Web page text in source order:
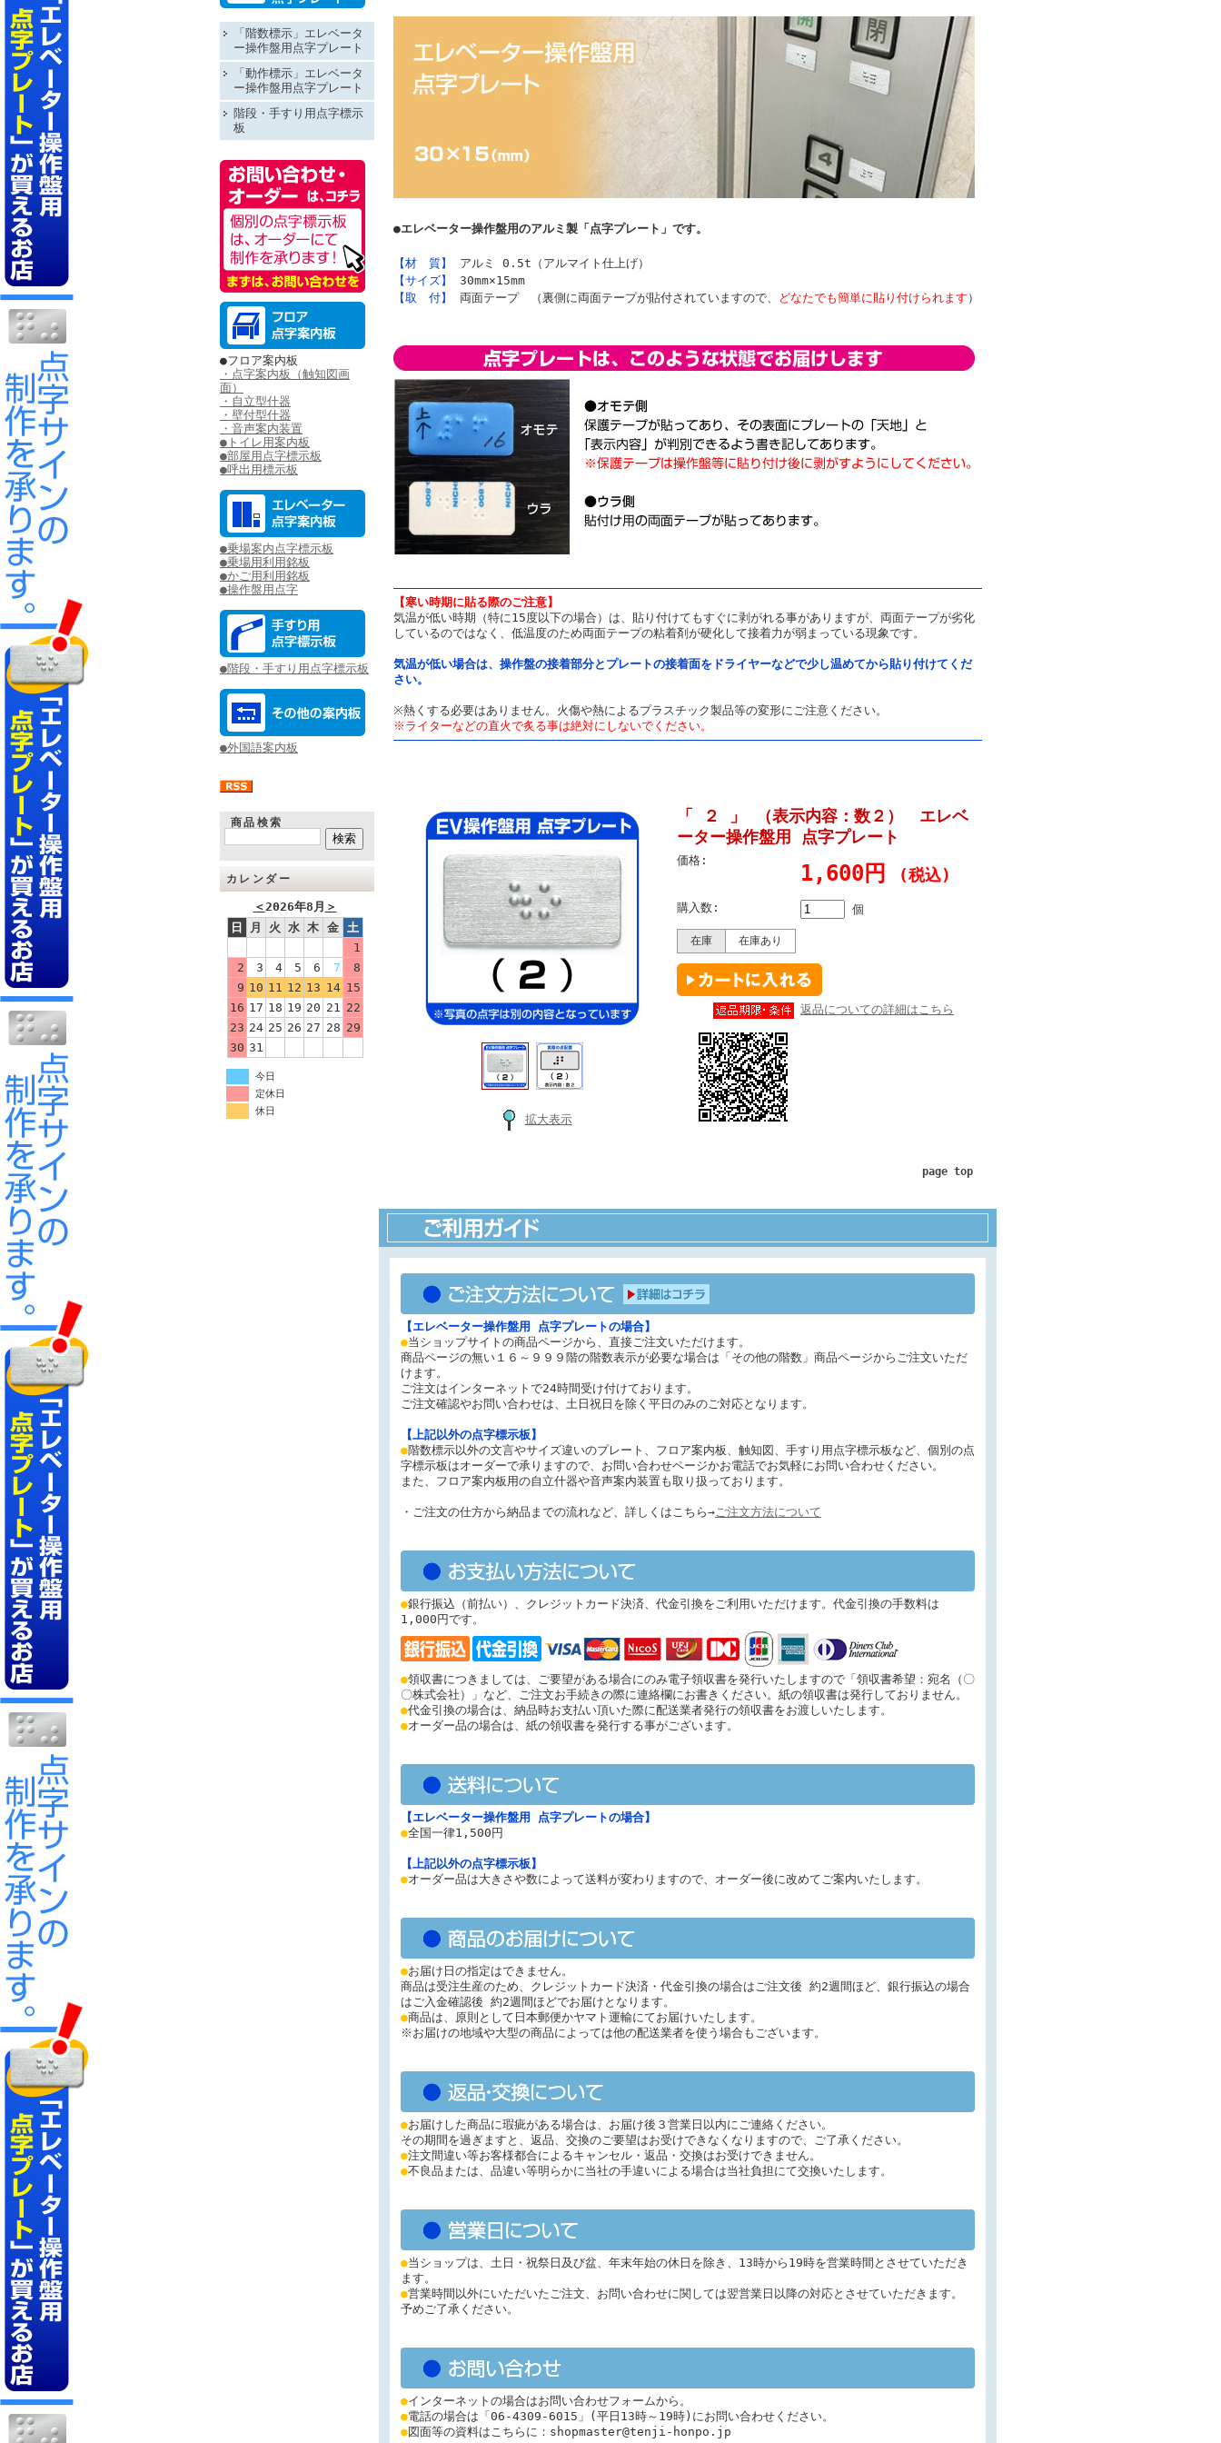
「階数標示」エレベータ
ー操作盤用点字プレート
「動作標示」エレベータ
ー操作盤用点字プレート
階段・手すり用点字標示
板
●フロア案内板
・点字案内板（触知図画
面）
・自立型什器
・壁付型什器
・音声案内装置
●トイレ用案内板
●部屋用点字標示板
●呼出用標示板
●乗場案内点字標示板
●乗場用利用銘板
●かご用利用銘板
●操作盤用点字
●階段・手すり用点字標示板
●外国語案内板
商品検索
カレンダー
＜2026年8月 ＞
日
月 火 水 木 金
土
1
2
3 4 5 6 7
8
9 10 11 12 13 14 15
16 17 18 19 20 21 22
23 24 25 26 27 28 29
30 31
今日
定休日
休日
●エレベーター操作盤用のアルミ製「点字プレート」です。
【材 質】
アルミ 0.5t（アルマイト仕上げ）
【サイズ】
30mm×15mm
【取 付】
両面テープ （裏側に両面テープが貼付されていますので、 どなたでも簡単に貼り付けられます ）
【寒い時期に貼る際のご注意】
気温が低い時期（特に15度以下の場合）は、貼り付けてもすぐに剥がれる事がありますが、両面テープが劣化
しているのではなく、低温度のため両面テープの粘着剤が硬化して接着力が弱まっている現象です。
気温が低い場合は、操作盤の接着部分とプレートの接着面をドライヤーなどで少し温めてから貼り付けてくだ
さい。
※熱くする必要はありません。火傷や熱によるプラスチック製品等の変形にご注意ください。
※ライターなどの直火で炙る事は絶対にしないでください。
拡大表示
「 ２ 」 （表示内容：数２） エレベ
ーター操作盤用 点字プレート
価格:
1,600円 (税込)
購入数: 個
在庫 在庫あり
返品についての詳細はこちら
page top
【エレベーター操作盤用 点字プレートの場合】
●当ショップサイトの商品ページから、直接ご注文いただけます。
商品ページの無い１６～９９９階の階数表示が必要な場合は「その他の階数」商品ページからご注文いただ
けます。
ご注文はインターネットで24時間受け付けております。
ご注文確認やお問い合わせは、土日祝日を除く平日のみのご対応となります。
【上記以外の点字標示板】
●階数標示以外の文言やサイズ違いのプレート、フロア案内板、触知図、手すり用点字標示板など、個別の点
字標示板はオーダーで承りますので、お問い合わせページかお電話でお気軽にお問い合わせください。
また、フロア案内板用の自立什器や音声案内装置も取り扱っております。
・ご注文の仕方から納品までの流れなど、詳しくはこちら→ご注文方法について
●銀行振込（前払い）、クレジットカード決済、代金引換をご利用いただけます。代金引換の手数料は
1,000円です。
●領収書につきましては、ご要望がある場合にのみ電子領収書を発行いたしますので「領収書希望：宛名（〇
〇株式会社）」など、ご注文お手続きの際に連絡欄にお書きください。紙の領収書は発行しておりません。
●代金引換の場合は、納品時お支払い頂いた際に配送業者発行の領収書をお渡しいたします。
●オーダー品の場合は、紙の領収書を発行する事がございます。
【エレベーター操作盤用 点字プレートの場合】
●全国一律1,500円
【上記以外の点字標示板】
●オーダー品は大きさや数によって送料が変わりますので、オーダー後に改めてご案内いたします。
●お届け日の指定はできません。
商品は受注生産のため、クレジットカード決済・代金引換の場合はご注文後 約2週間ほど、銀行振込の場合
はご入金確認後 約2週間ほどでお届けとなります。
●商品は、原則として日本郵便かヤマト運輸にてお届けいたします。
※お届けの地域や大型の商品によっては他の配送業者を使う場合もございます。
●お届けした商品に瑕疵がある場合は、お届け後３営業日以内にご連絡ください。
その期間を過ぎますと、返品、交換のご要望はお受けできなくなりますので、ご了承ください。
●注文間違い等お客様都合によるキャンセル・返品・交換はお受けできません。
●不良品または、品違い等明らかに当社の手違いによる場合は当社負担にて交換いたします。
●当ショップは、土日・祝祭日及び盆、年末年始の休日を除き、13時から19時を営業時間とさせていただき
ます。
●営業時間以外にいただいたご注文、お問い合わせに関しては翌営業日以降の対応とさせていただきます。
予めご了承ください。
●インターネットの場合はお問い合わせフォームから。
●電話の場合は「06-4309-6015」(平日13時～19時)にお問い合わせください。
●図面等の資料はこちらに：shopmaster@tenji-honpo.jp